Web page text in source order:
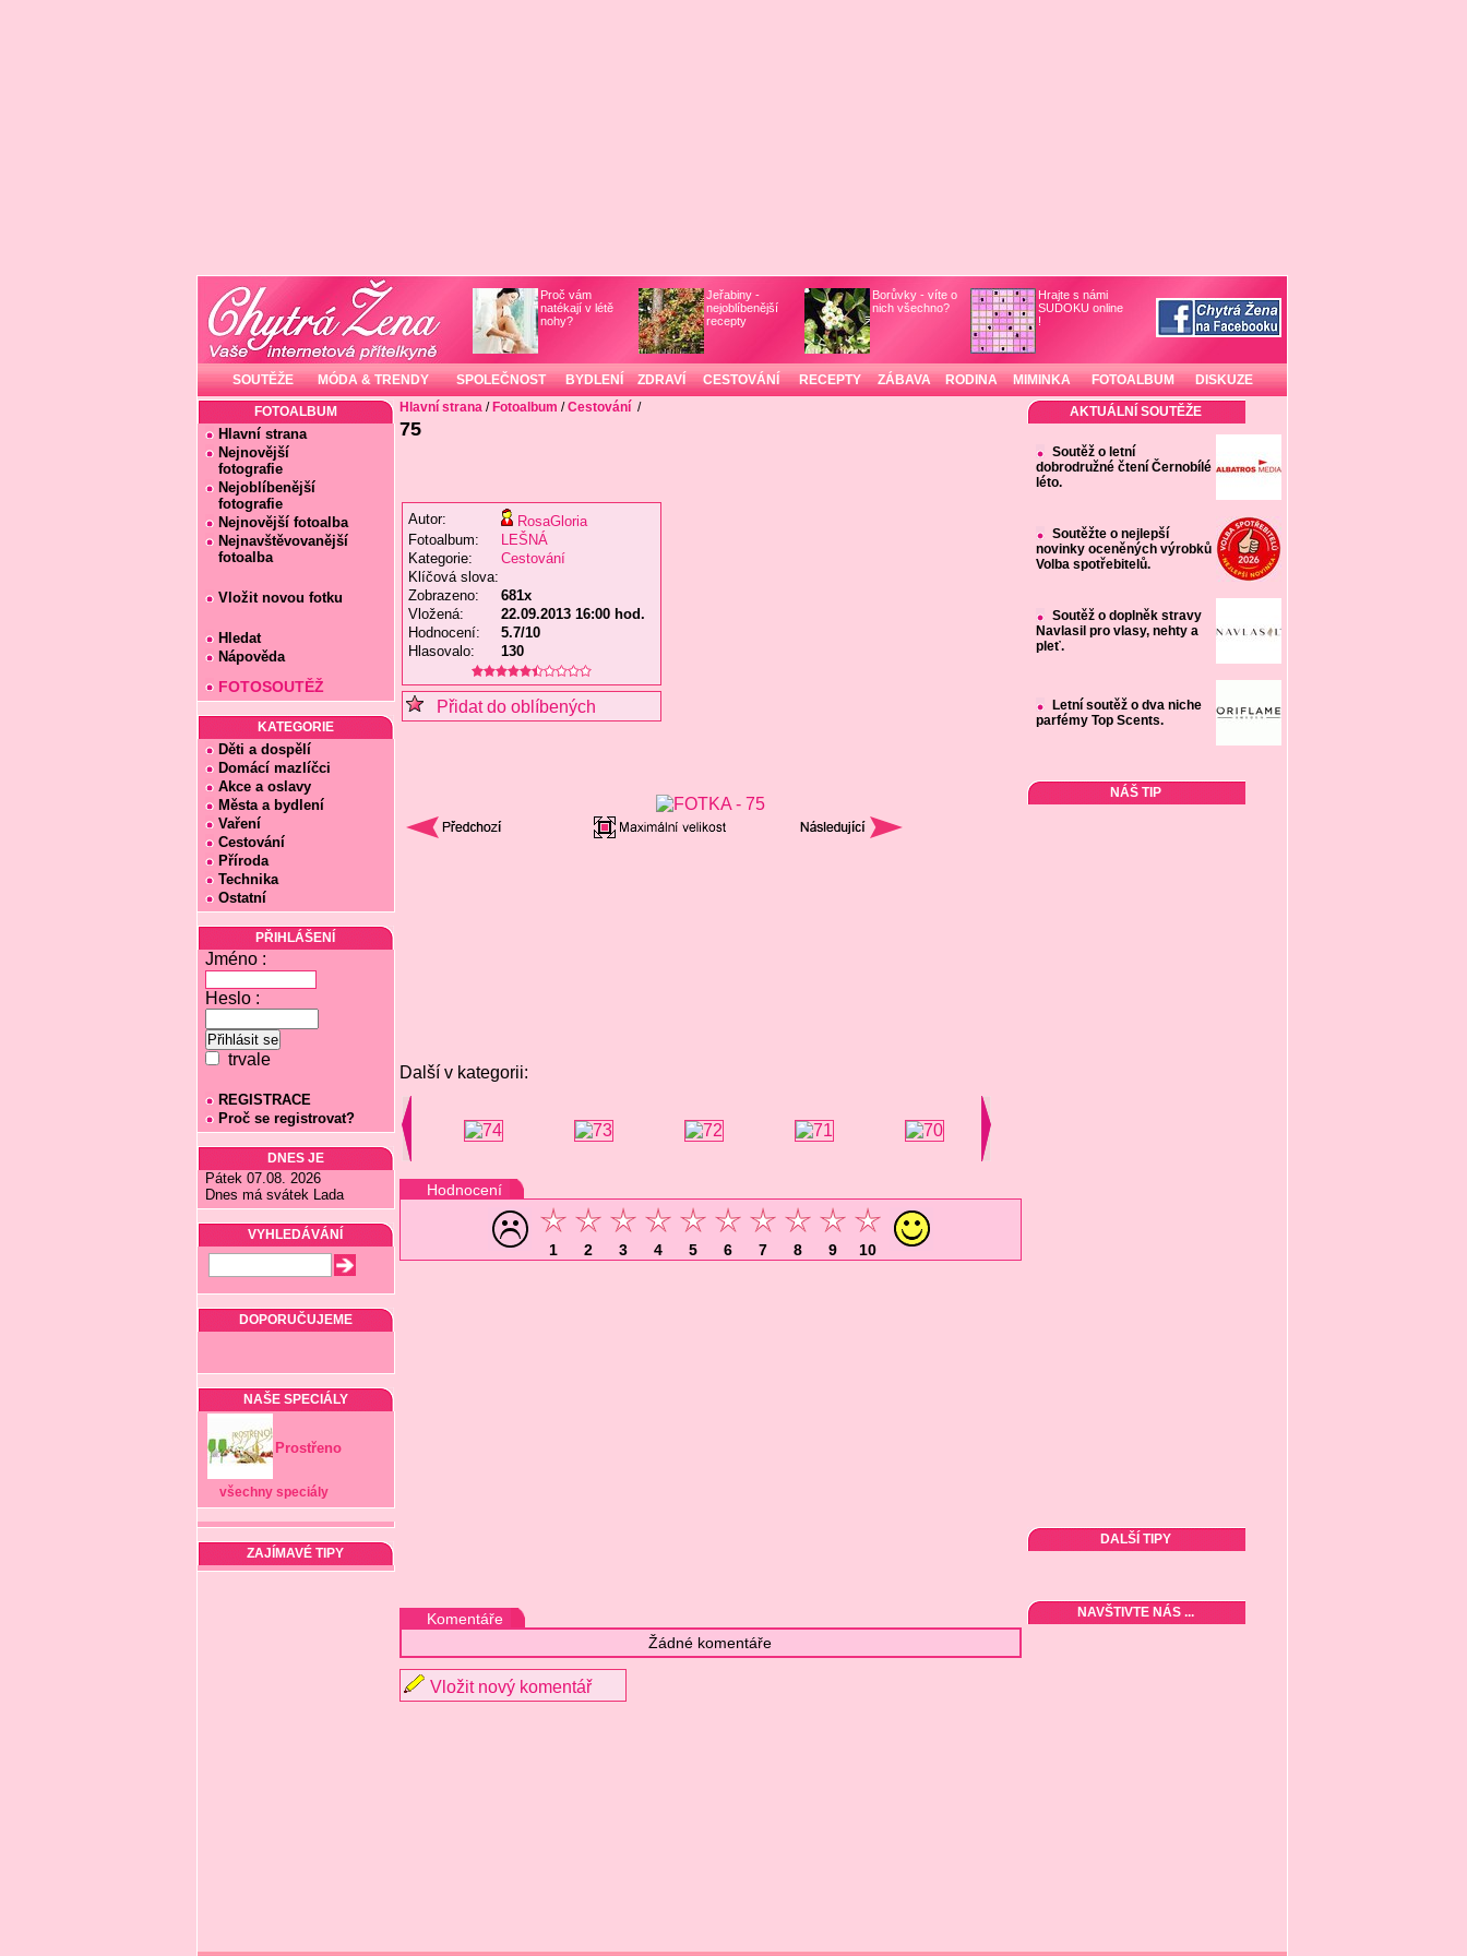
Proč vám
natékají v létě
nohy?
Jeřabiny -
nejoblíbenější
recepty
Borůvky - víte o
nich všechno?
Hrajte s námi
SUDOKU online
!
SOUTĚŽE MÓDA & TRENDY SPOLEČNOST BYDLENÍ ZDRAVÍ CESTOVÁNÍ RECEPTY ZÁBAVA RODINA MIMINKA FOTOALBUM DISKUZE
FOTOALBUM
Hlavní strana
Nejnovější
fotografie
Nejoblíbenější
fotografie
Nejnovější fotoalba
Nejnavštěvovanější
fotoalba
Vložit novou fotku
Hledat
Nápověda
FOTOSOUTĚŽ
KATEGORIE
Děti a dospělí
Domácí mazlíčci
Akce a oslavy
Města a bydlení
Vaření
Cestování
Příroda
Technika
Ostatní
PŘIHLÁŠENÍ
Jméno :
Heslo :
trvale
REGISTRACE
Proč se registrovat?
DNES JE
Pátek 07.08. 2026
Dnes má svátek Lada
VYHLEDÁVÁNÍ
DOPORUČUJEME
NAŠE SPECIÁLY
Prostřeno
všechny speciály
ZAJÍMAVÉ TIPY
Hlavní strana/ Fotoalbum /Cestování /
75
Autor:
RosaGloria
Fotoalbum:
LEŠNÁ
Kategorie:
Cestování
Klíčová slova:
Zobrazeno:
681x
Vložená:
22.09.2013 16:00 hod.
Hodnocení:
5.7/10
Hlasovalo:
130
Přidat do oblíbených
Další v kategorii:
Hodnocení
1 2 3 4 5 6 7 8 9 10
Komentáře
Žádné komentáře
Vložit nový komentář
AKTUÁLNÍ SOUTĚŽE
Soutěž o letní
dobrodružné čtení Černobílé
léto.
Soutěžte o nejlepší
novinky oceněných výrobků
Volba spotřebitelů.
Soutěž o doplněk stravy
Navlasil pro vlasy, nehty a
pleť.
Letní soutěž o dva niche
parfémy Top Scents.
NÁŠ TIP
DALŠÍ TIPY
NAVŠTIVTE NÁS ...